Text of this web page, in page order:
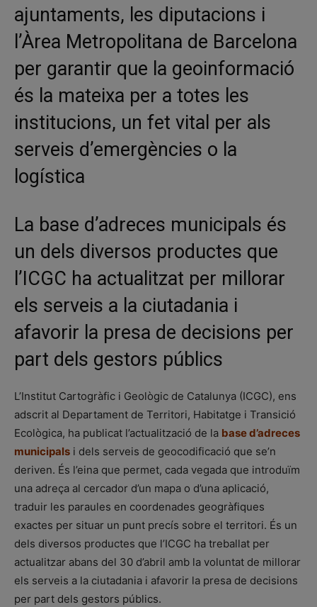
ajuntaments, les diputacions i
l’Àrea Metropolitana de Barcelona
per garantir que la geoinformació
és la mateixa per a totes les
institucions, un fet vital per als
serveis d’emergències o la
logística
La base d’adreces municipals és
un dels diversos productes que
l’ICGC ha actualitzat per millorar
els serveis a la ciutadania i
afavorir la presa de decisions per
part dels gestors públics
L’Institut Cartogràfic i Geològic de Catalunya (ICGC), ens
adscrit al Departament de Territori, Habitatge i Transició
Ecològica, ha publicat l’actualització de la base d’adreces
municipals i dels serveis de geocodificació que se’n
deriven. És l’eina que permet, cada vegada que introduïm
una adreça al cercador d’un mapa o d’una aplicació,
traduir les paraules en coordenades geogràfiques
exactes per situar un punt precís sobre el territori. És un
dels diversos productes que l’ICGC ha treballat per
actualitzar abans del 30 d’abril amb la voluntat de millorar
els serveis a la ciutadania i afavorir la presa de decisions
per part dels gestors públics.